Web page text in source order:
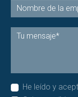
He leído y